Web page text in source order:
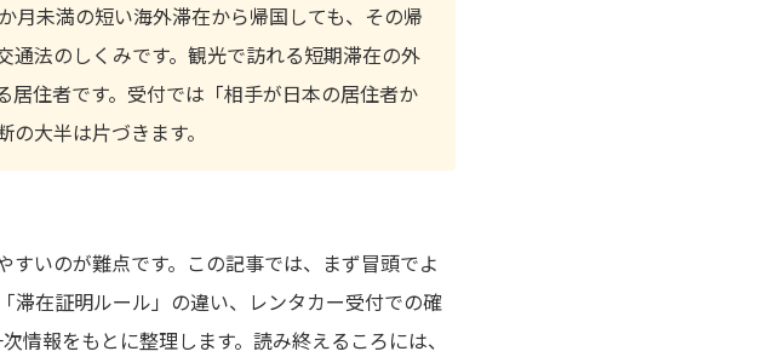
月未満の短い海外滞在から帰国しても、その帰
法のしくみです。観光で訪れる短期滞在の外
住者です。受付では「相手が日本の居住者か
大半は片づきます。
いのが難点です。この記事では、まず冒頭でよ
滞在証明ルール」の違い、レンタカー受付での確
情報をもとに整理します。読み終えるころには、